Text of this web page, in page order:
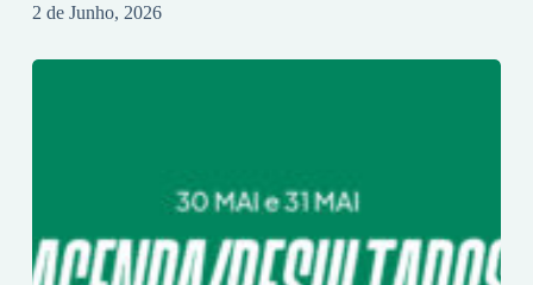
2 de Junho, 2026